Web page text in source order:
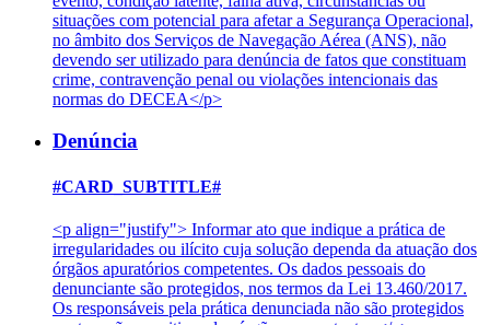
situações com potencial para afetar a Segurança Operacional,
no âmbito dos Serviços de Navegação Aérea (ANS), não
devendo ser utilizado para denúncia de fatos que constituam
crime, contravenção penal ou violações intencionais das
normas do DECEA</p>
Denúncia
#CARD_SUBTITLE#
<p align="justify"> Informar ato que indique a prática de
irregularidades ou ilícito cuja solução dependa da atuação dos
órgãos apuratórios competentes. Os dados pessoais do
denunciante são protegidos, nos termos da Lei 13.460/2017.
Os responsáveis pela prática denunciada não são protegidos